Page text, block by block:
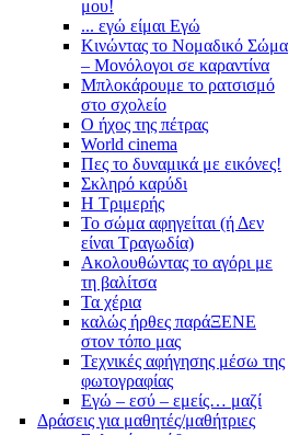
μου!
... εγώ είμαι Εγώ
Κινώντας το Νομαδικό Σώμα
– Μονόλογοι σε καραντίνα
Μπλοκάρουμε το ρατσισμό
στο σχολείο
Ο ήχος της πέτρας
World cinema
Πες το δυναμικά με εικόνες!
Σκληρό καρύδι
Η Τριμερής
Το σώμα αφηγείται (ή Δεν
είναι Τραγωδία)
Ακολουθώντας το αγόρι με
τη βαλίτσα
Τα χέρια
καλώς ήρθες παράΞΕΝΕ
στον τόπο μας
Τεχνικές αφήγησης μέσω της
φωτογραφίας
Εγώ – εσύ – εμείς… μαζί
Δράσεις για μαθητές/μαθήτριες